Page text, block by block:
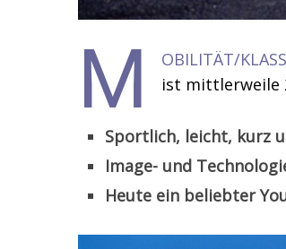
M OBILITÄT/
ist mittlerweile
Sportlich, leicht, kurz
Image- und
Heute ein beliebter